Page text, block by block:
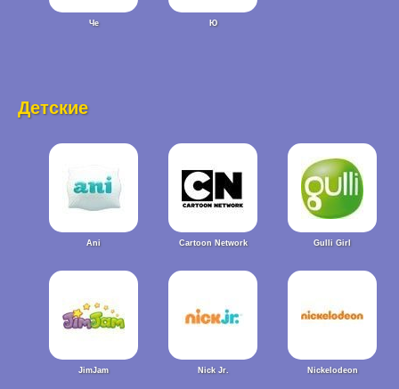
Че Ю
Детские
Ani Cartoon Network Gulli Girl
JimJam Nick Jr. Nickelodeon